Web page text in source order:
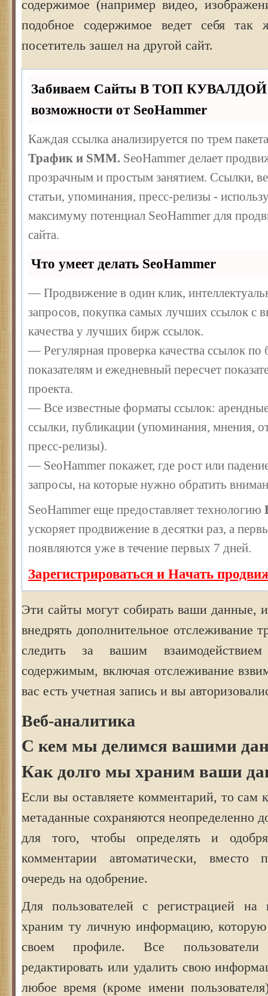
содержимое (например видео,
подобное содержимое ведет себя
посетитель зашел на другой сайт.
Забиваем Сайты В ТОП КУВАЛДОЙ
возможности от SeoHammer
Каждая ссылка анализируется по трем
Трафик и SMM. SeoHammer делает
прозрачным и простым занятием. Ссылки,
статьи, упоминания, пресс-релизы -
максимуму потенциал SeoHammer для
сайта.
Что умеет делать SeoHammer
— Продвижение в один клик,
запросов, покупка самых лучших ссылок с
качества у лучших бирж ссылок.
— Регулярная проверка качества ссылок по
показателям и ежедневный пересчет
проекта.
— Все известные форматы ссылок:
ссылки, публикации (упоминания, мнения,
пресс-релизы).
— SeoHammer покажет, где рост или
запросы, на которые нужно обратить
SeoHammer еще предоставляет технологию
ускоряет продвижение в десятки раз, а
появляются уже в течение первых 7 дней.
Зарегистрироваться и Начать
Эти сайты могут собирать ваши данные,
внедрять дополнительное отслеживание
следить за вашим
содержимым, включая отслеживание
вас есть учетная запись и вы
Веб-аналитика
С кем мы делимся вашими
Как долго мы храним ваши
Если вы оставляете комментарий, то сам
метаданные сохраняются неопределенно
для того, чтобы определять и
комментарии автоматически,
очередь на одобрение.
Для пользователей с регистрацией
храним ту личную информацию,
своем профиле. Все
редактировать или удалить свою
любое время (кроме имени